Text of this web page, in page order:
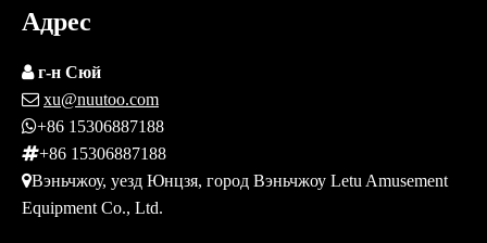
Адрес
 г-н Сюй
 xu@nuutoo.com
+86 15306887188
+86 15306887188
Вэньчжоу, уезд Юнцзя, город Вэньчжоу Letu Amusement
Equipment Co., Ltd.